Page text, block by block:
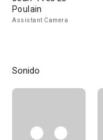
Poulain
Assistant Camera
Sonido